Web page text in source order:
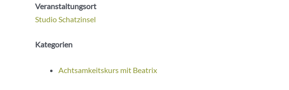
Veranstaltungsort
Studio Schatzinsel
Kategorien
Achtsamkeitskurs mit Beatrix